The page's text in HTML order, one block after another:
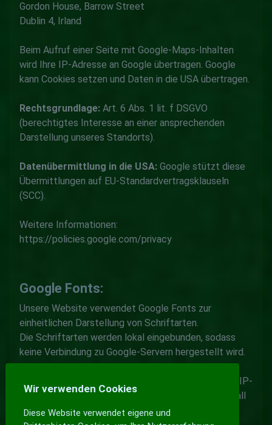
Gordon House, Barrow Street
Dublin 4, Irland
Beim Aufruf einer Seite mit Google-Maps-Inhalten
wird Ihre IP-Adresse an Google übertragen. Google
kann Cookies setzen und Daten in die USA übertragen.
Rechtsgrundlage: Art. 6 Abs. 1 lit. f DSGVO
(berechtigtes Interesse an einer ansprechenden
Darstellung unseres Standorts).
Datenübermittlung in die USA: Google stützt diese
Übermittlungen auf EU-Standardvertragsklauseln
(SCC).
Weitere Informationen:
https://policies.google.com/privacy
Google Fonts:
Unsere Website verwendet Google Fonts zur
einheitlichen Darstellung von Schriftarten.
Die Schriftarten werden lokal eingebunden, sodass
keine Verbindung zu Google-Servern hergestellt wird.
Sollte eine externe Einbindung erfolgen, würde Ihre IP-
Adresse an Google übertragen werden. In diesem Fall
wäre die Rechtsgrundlage Art. 6 Abs. 1 lit. f DSGVO.
Wir verwenden Cookies
Diese Website verwendet eigene und